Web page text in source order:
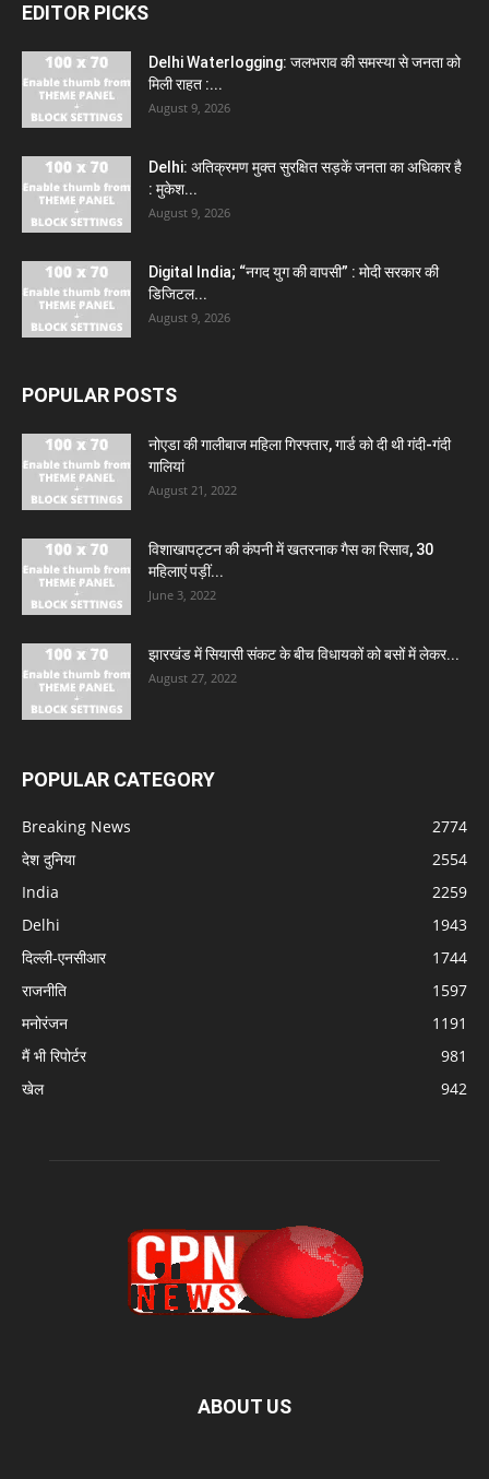
EDITOR PICKS
Delhi Waterlogging: जलभराव की समस्या से जनता को
मिली राहत :...
August 9, 2026
Delhi: अतिक्रमण मुक्त सुरक्षित सड़कें जनता का अधिकार है
: मुकेश...
August 9, 2026
Digital India; “नगद युग की वापसी” : मोदी सरकार की
डिजिटल...
August 9, 2026
POPULAR POSTS
नोएडा की गालीबाज महिला गिरफ्तार, गार्ड को दी थी गंदी-गंदी
गालियां
August 21, 2022
विशाखापट्टन की कंपनी में खतरनाक गैस का रिसाव, 30
महिलाएं पड़ीं...
June 3, 2022
झारखंड में सियासी संकट के बीच विधायकों को बसों में लेकर...
August 27, 2022
POPULAR CATEGORY
Breaking News
2774
देश दुनिया
2554
India
2259
Delhi
1943
दिल्ली-एनसीआर
1744
राजनीति
1597
मनोरंजन
1191
मैं भी रिपोर्टर
981
खेल
942
ABOUT US